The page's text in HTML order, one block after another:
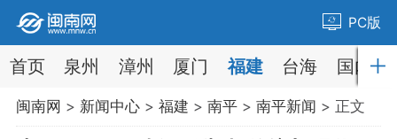
PC版
首页 泉州 漳州 厦门 福建 台海 国内
闽南网 > 新闻中心> 福建 > 南平> 南平新闻 > 正文